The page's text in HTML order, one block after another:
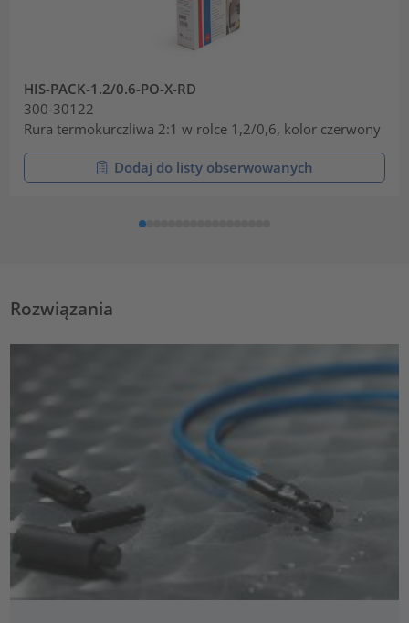
HIS-PACK-1.2/0.6-PO-X-RD
300-30122
Rura termokurczliwa 2:1 w rolce 1,2/0,6, kolor czerwony
Dodaj do listy obserwowanych
Rozwiązania